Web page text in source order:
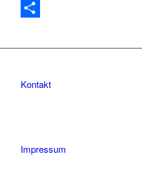
WhatsApp
Kontakt
Impressum